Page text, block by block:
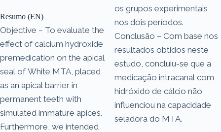
Resumo (EN)
Objective – To evaluate the
effect of calcium hydroxide
premedication on the apical
seal of White MTA, placed
as an apical barrier in
permanent teeth with
simulated immature apices.
Furthermore, we intended
os grupos experimentais
nos dois períodos.
Conclusão – Com base nos
resultados obtidos neste
estudo, concluiu-se que a
medicação intracanal com
hidróxido de cálcio não
influenciou na capacidade
seladora do MTA.